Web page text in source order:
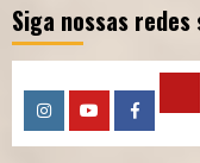
Siga nossas
InstagramYouTubeFacebook
–